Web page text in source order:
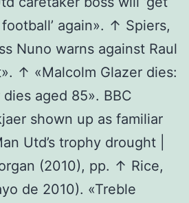
again». ↑ Spiers,
Nuno warns against Raul
↑ «Malcolm Glazer dies:
dies aged 85». BBC
shown up as familiar
Utd’s trophy drought |
(2010), pp. ↑ Rice,
de 2010). «Treble